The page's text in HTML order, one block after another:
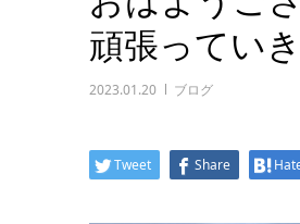
頑張ってい
2023.01.20 ブログ
Tweet Share